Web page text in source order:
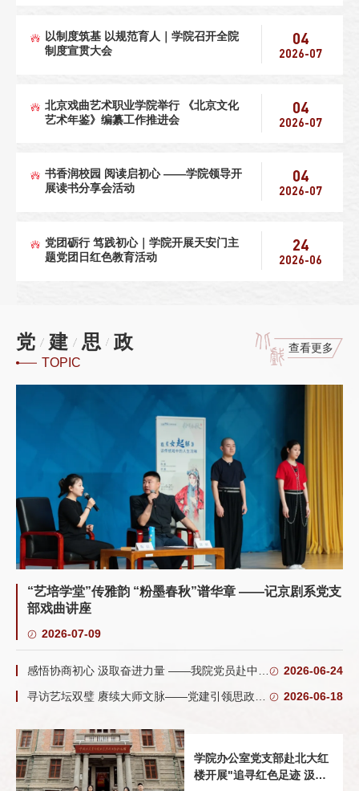
以制度筑基 以规范育人｜学院召开全院
制度宣贯大会
04
2026-07
北京戏曲艺术职业学院举行 《北京文化
艺术年鉴》编纂工作推进会
04
2026-07
书香润校园 阅读启初心 ——学院领导开
展读书分享会活动
04
2026-07
党团砺行 笃践初心｜学院开展天安门主
题党团日红色教育活动
24
2026-06
党 建 思 政
TOPIC
查看更多
“艺培学堂”传雅韵 “粉墨春秋”谱华章 ——记京剧系党支
部戏曲讲座
2026-07-09
2026-06-24
2026-06-18
学院办公室党支部赴北大红
楼开展"追寻红色足迹 汲取